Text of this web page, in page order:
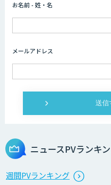
Dify開発
製造業特
財/FMEA/
お名前 - 姓・名
メールアドレス
ニュースPVランキ
週間PVランキング